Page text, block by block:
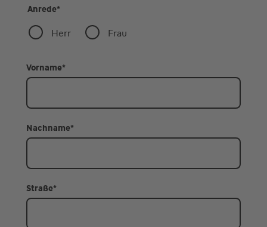
Anrede*
Herr Frau
Vorname*
Nachname*
Straße*